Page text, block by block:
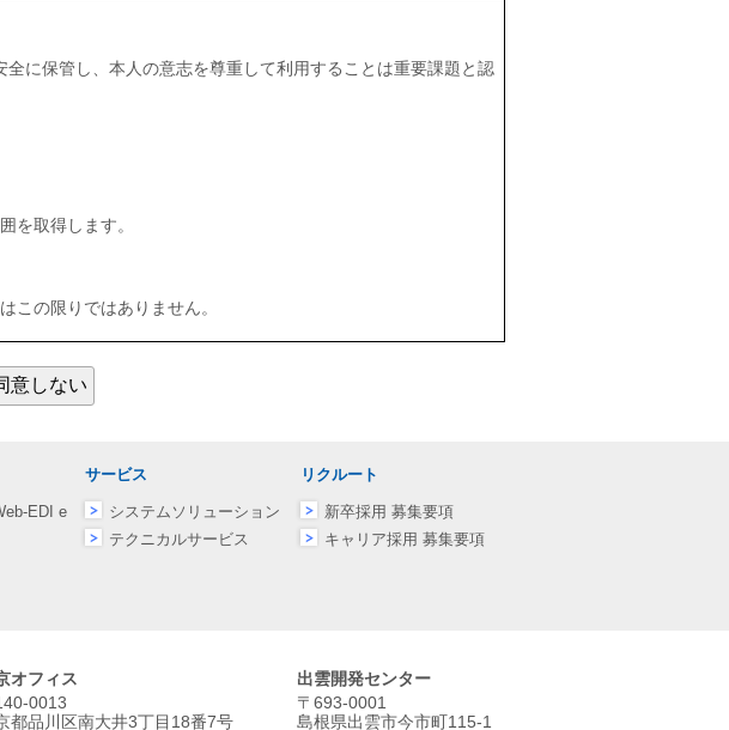
に保管し、本人の意志を尊重して利用することは重要課題と認
を取得します。
この限りではありません。
づき、適切に対応いたします。
ます。
EDI e
サービス
システムソリューション
テクニカルサービス
リクルート
新卒採用 募集要項
キャリア採用 募集要項
オフィス
0013
都品川区南大井3丁目18番7号
出雲開発センター
〒693-0001
島根県出雲市今市町115-1